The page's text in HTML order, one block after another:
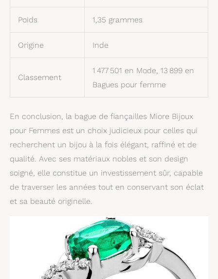
Poids 1,35 grammes
Origine Inde
Classement
1 477 501 en Mode, 13 899 en
Bagues pour femme
En conclusion, la bague de fiançailles Miore Bijoux
pour Femmes est un choix judicieux pour celles qui
recherchent un bijou à la fois élégant, raffiné et de
qualité. Avec ses matériaux nobles et son design
soigné, elle constitue un investissement sûr, capable
de traverser les années tout en conservant son éclat
et sa beauté originelle.